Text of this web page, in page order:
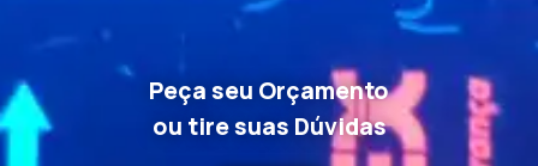
Peça seu Orçamento
ou tire suas Dúvidas